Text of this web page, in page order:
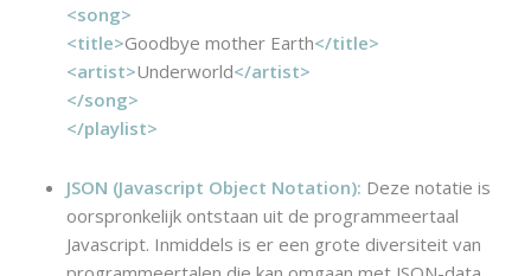
<song>
<title>Goodbye mother Earth</title>
<artist>Underworld</artist>
</song>
</playlist>
JSON (Javascript Object Notation): Deze notatie is
oorspronkelijk ontstaan uit de programmeertaal
Javascript. Inmiddels is er een grote diversiteit van